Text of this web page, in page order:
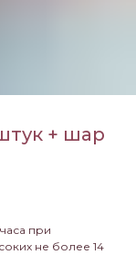
+ шар
при
не более 14